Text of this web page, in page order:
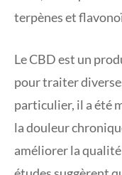
terpènes et
Le CBD est un
pour traiter
particulier, il a été
la douleur
améliorer la